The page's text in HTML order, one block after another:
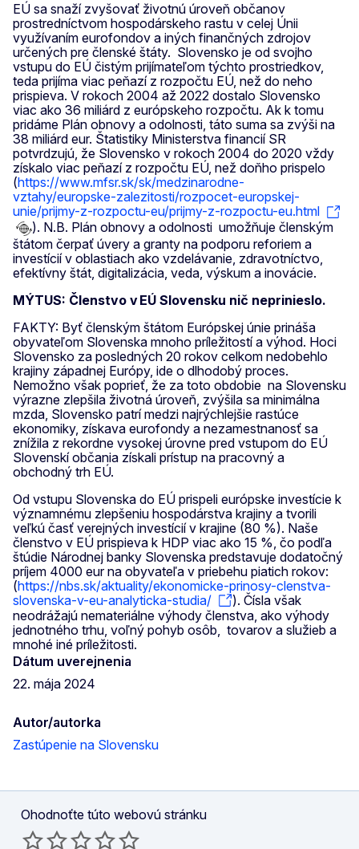
EÚ sa snaží zvyšovať životnú úroveň občanov
prostredníctvom hospodárskeho rastu v celej Únii
využívaním eurofondov a iných finančných zdrojov
určených pre členské štáty. Slovensko je od svojho
vstupu do EÚ čistým prijímateľom týchto prostriedkov,
teda prijíma viac peňazí z rozpočtu EÚ, než do neho
prispieva. V rokoch 2004 až 2022 dostalo Slovensko
viac ako 36 miliárd z európskeho rozpočtu. Ak k tomu
pridáme Plán obnovy a odolnosti, táto suma sa zvýši na
38 miliárd eur. Štatistiky Ministerstva financií SR
potvrdzujú, že Slovensko v rokoch 2004 do 2020 vždy
získalo viac peňazí z rozpočtu EÚ, než doňho prispelo
(https://www.mfsr.sk/sk/medzinarodne-
vztahy/europske-zalezitosti/rozpocet-europskej-
unie/prijmy-z-rozpoctu-eu/prijmy-z-rozpoctu-eu.html
). N.B. Plán obnovy a odolnosti umožňuje členským
štátom čerpať úvery a granty na podporu reforiem a
investícií v oblastiach ako vzdelávanie, zdravotníctvo,
efektívny štát, digitalizácia, veda, výskum a inovácie.
MÝTUS: Členstvo v EÚ Slovensku nič neprinieslo.
FAKTY: Byť členským štátom Európskej únie prináša
obyvateľom Slovenska mnoho príležitostí a výhod. Hoci
Slovensko za posledných 20 rokov celkom nedobehlo
krajiny západnej Európy, ide o dlhodobý proces.
Nemožno však poprieť, že za toto obdobie na Slovensku
výrazne zlepšila životná úroveň, zvýšila sa minimálna
mzda, Slovensko patrí medzi najrýchlejšie rastúce
ekonomiky, získava eurofondy a nezamestnanosť sa
znížila z rekordne vysokej úrovne pred vstupom do EÚ
Slovenskí občania získali prístup na pracovný a
obchodný trh EÚ.
Od vstupu Slovenska do EÚ prispeli európske investície k
významnému zlepšeniu hospodárstva krajiny a tvorili
veľkú časť verejných investícií v krajine (80 %). Naše
členstvo v EÚ prispieva k HDP viac ako 15 %, čo podľa
štúdie Národnej banky Slovenska predstavuje dodatočný
príjem 4000 eur na obyvateľa v priebehu piatich rokov:
(https://nbs.sk/aktuality/ekonomicke-prinosy-clenstva-
slovenska-v-eu-analyticka-studia/
). Čísla však
neodrážajú nemateriálne výhody členstva, ako výhody
jednotného trhu, voľný pohyb osôb, tovarov a služieb a
mnohé iné príležitosti.
Dátum uverejnenia
22. mája 2024
Autor/autorka
Zastúpenie na Slovensku
Ohodnoťte túto webovú stránku